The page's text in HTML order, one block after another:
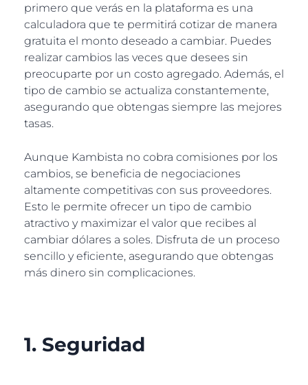
primero que verás en la plataforma es una
calculadora que te permitirá cotizar de manera
gratuita el monto deseado a cambiar. Puedes
realizar cambios las veces que desees sin
preocuparte por un costo agregado. Además, el
tipo de cambio se actualiza constantemente,
asegurando que obtengas siempre las mejores
tasas.
Aunque Kambista no cobra comisiones por los
cambios, se beneficia de negociaciones
altamente competitivas con sus proveedores.
Esto le permite ofrecer un tipo de cambio
atractivo y maximizar el valor que recibes al
cambiar dólares a soles. Disfruta de un proceso
sencillo y eficiente, asegurando que obtengas
más dinero sin complicaciones.
1. Seguridad